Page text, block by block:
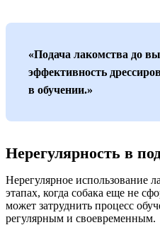
«Подача лакомства до
эффективность
в обучении.»
Нерегулярность в
Нерегулярное использование
этапах, когда собака еще не
может затруднить процесс
регулярным и своевременным.